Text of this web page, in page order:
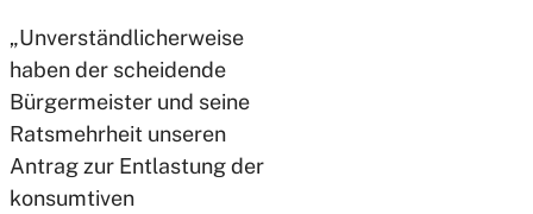
„Unverständlicherweise
haben der scheidende
Bürgermeister und seine
Ratsmehrheit unseren
Antrag zur Entlastung der
konsumtiven